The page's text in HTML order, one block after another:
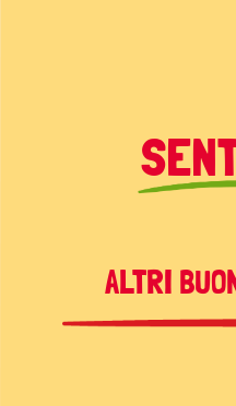
ALTRI